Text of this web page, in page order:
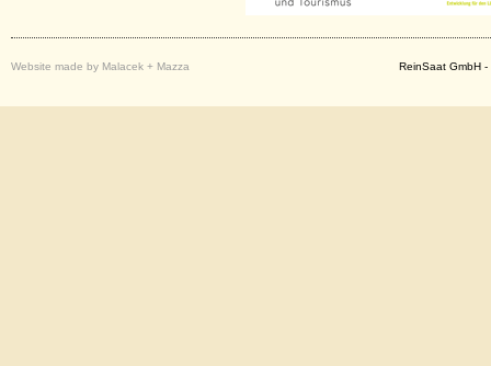
Website made by Malacek + Mazza ReinSaat GmbH